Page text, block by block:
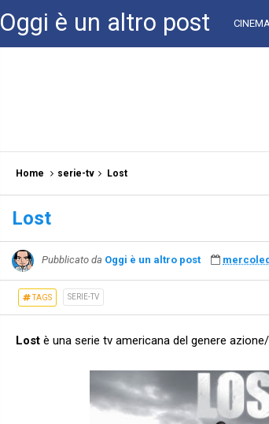
Oggi è un altro post
Home serie-tv Lost
Lost
Pubblicato da Oggi è un altro post
TAGS SERIE-TV
Lost è una serie tv americana del genere